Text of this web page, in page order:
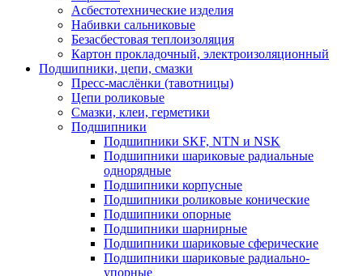
Асбестотехнические изделия
Набивки сальниковые
Безасбестовая теплоизоляция
Картон прокладочный, электроизоляционный
Подшипники, цепи, смазки
Пресс-маслёнки (тавотницы)
Цепи роликовые
Смазки, клеи, герметики
Подшипники
Подшипники SKF, NTN и NSK
Подшипники шариковые радиальные
однорядные
Подшипники корпусные
Подшипники роликовые конические
Подшипники опорные
Подшипники шарнирные
Подшипники шариковые сферические
Подшипники шариковые радиально-
упорные